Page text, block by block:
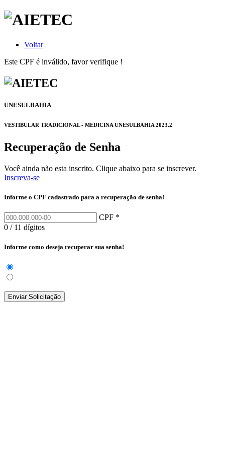
Voltar
Este CPF é inválido, favor verifique !
UNESULBAHIA
VESTIBULAR TRADICIONAL - MEDICINA UNESULBAHIA 2023.2
Recuperação de Senha
Você ainda não esta inscrito. Clique abaixo para se inscrever.
Inscreva-se
Informe o CPF cadastrado para a recuperação de senha!
CPF *
0 / 11 dígitos
Informe como deseja recuperar sua senha!
Enviar Solicitação